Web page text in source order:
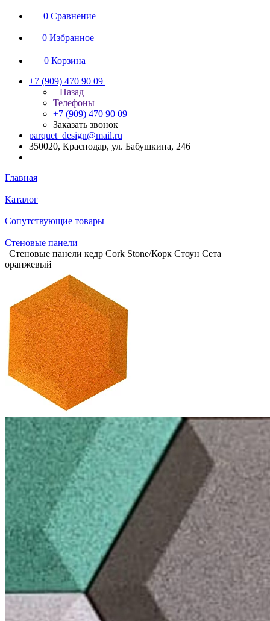
0 Сравнение
0 Избранное
0 Корзина
+7 (909) 470 90 09
Назад
Телефоны
+7 (909) 470 90 09
Заказать звонок
parquet_design@mail.ru
350020, Краснодар, ул. Бабушкина, 246
Главная
Каталог
Сопутствующие товары
Стеновые панели
Стеновые панели кедр Cork Stone/Корк Стоун Сета
оранжевый